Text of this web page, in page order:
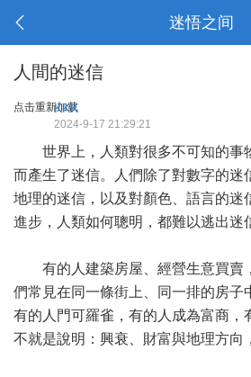
迷悟之间
人間的迷信
点击重新加载
KKK
2024-9-17 21:29:21
世界上，人類對很多不可知的事
而產生了迷信。人們除了對數字的迷
地理的迷信，以及對顏色、語言的迷
進步，人類如何聰明，都難以逃出迷
有的人建築房屋、經營生意買賣
們常見在同一條街上、同一排的房子
有的人門可羅雀，有的人成為富商，
不就是說明：興衰、財富與地理方向